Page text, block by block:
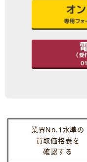
業界No.1水準の
買取価格表を
確認する